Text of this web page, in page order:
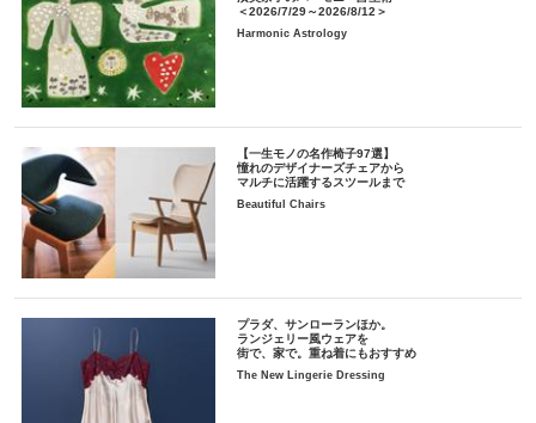
＜2026/7/29～2026/8/12＞
Harmonic Astrology
【一生モノの名作椅子97選】
憧れのデザイナーズチェアから
マルチに活躍するスツールまで
Beautiful Chairs
プラダ、サンローランほか。
ランジェリー風ウェアを
街で、家で。重ね着にもおすすめ
The New Lingerie Dressing